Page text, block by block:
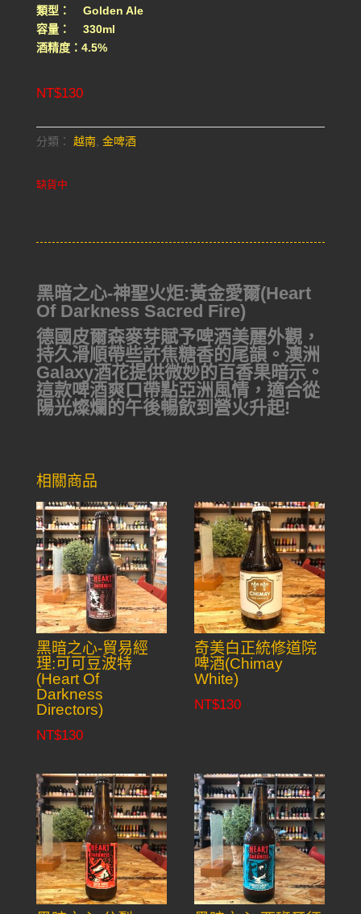
類型： Golden Ale
容量： 330ml
酒精度：4.5%
NT$130
分類： 越南, 金啤酒
缺貨中
黑暗之心-神聖火炬:黃金愛爾(Heart
Of Darkness Sacred Fire)
德國皮爾森麥芽賦予啤酒美麗外觀，
持久滑順帶些許焦糖香的尾韻。澳洲
Galaxy酒花提供微妙的百香果暗示。
這款啤酒爽口帶點亞洲風情，適合從
陽光燦爛的午後暢飲到營火升起!
相關商品
黑暗之心-貿易經
理:可可豆波特
(Heart Of
Darkness
Directors)
NT$130
奇美白正統修道院
啤酒(Chimay
White)
NT$130